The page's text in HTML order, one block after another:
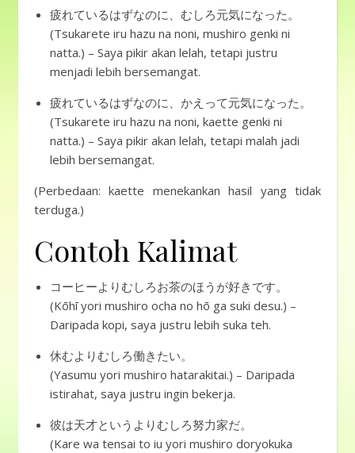
疲れているはずなのに、むしろ元気になった。
(Tsukarete iru hazu na noni, mushiro genki ni
natta.) – Saya pikir akan lelah, tetapi justru
menjadi lebih bersemangat.
疲れているはずなのに、かえって元気になった。
(Tsukarete iru hazu na noni, kaette genki ni
natta.) – Saya pikir akan lelah, tetapi malah jadi
lebih bersemangat.
(Perbedaan: kaette menekankan hasil yang tidak
terduga.)
Contoh Kalimat
コーヒーよりむしろお茶のほうが好きです。
(Kōhī yori mushiro ocha no hō ga suki desu.) –
Daripada kopi, saya justru lebih suka teh.
休むよりむしろ働きたい。
(Yasumu yori mushiro hatarakitai.) – Daripada
istirahat, saya justru ingin bekerja.
彼は天才というよりむしろ努力家だ。
(Kare wa tensai to iu yori mushiro doryokuka